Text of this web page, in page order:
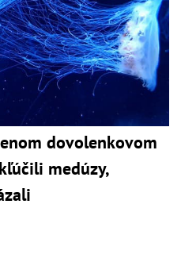
dovolenkovom
medúzy,